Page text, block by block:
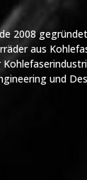
2008
aus
und